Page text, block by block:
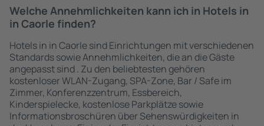
Welche Annehmlichkeiten kann ich in Hotels in
in Caorle finden?
Hotels in in Caorle sind Einrichtungen mit verschiedenen
Standards sowie Annehmlichkeiten, die an die Gäste
angepasst sind . Zu den beliebtesten gehören
kostenloser WLAN-Zugang, SPA-Zone, Bar / Safe im
Zimmer, Konferenzzentrum, Essbereich,
Kinderspielecke, kostenlose Parkplätze sowie
Informationsbroschüren über Sehenswürdigkeiten in